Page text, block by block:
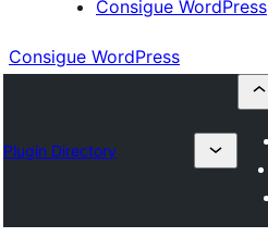
Consigue WordPress
Consigue WordPress
Plugin Directory